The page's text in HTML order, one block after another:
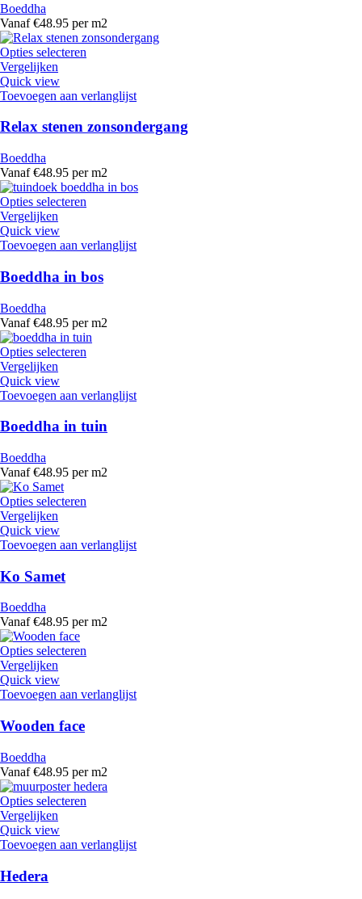
Boeddha
Vanaf €48.95 per m2
Opties selecteren
Vergelijken
Quick view
Toevoegen aan verlanglijst
Relax stenen zonsondergang
Boeddha
Vanaf €48.95 per m2
Opties selecteren
Vergelijken
Quick view
Toevoegen aan verlanglijst
Boeddha in bos
Boeddha
Vanaf €48.95 per m2
Opties selecteren
Vergelijken
Quick view
Toevoegen aan verlanglijst
Boeddha in tuin
Boeddha
Vanaf €48.95 per m2
Opties selecteren
Vergelijken
Quick view
Toevoegen aan verlanglijst
Ko Samet
Boeddha
Vanaf €48.95 per m2
Opties selecteren
Vergelijken
Quick view
Toevoegen aan verlanglijst
Wooden face
Boeddha
Vanaf €48.95 per m2
Opties selecteren
Vergelijken
Quick view
Toevoegen aan verlanglijst
Hedera